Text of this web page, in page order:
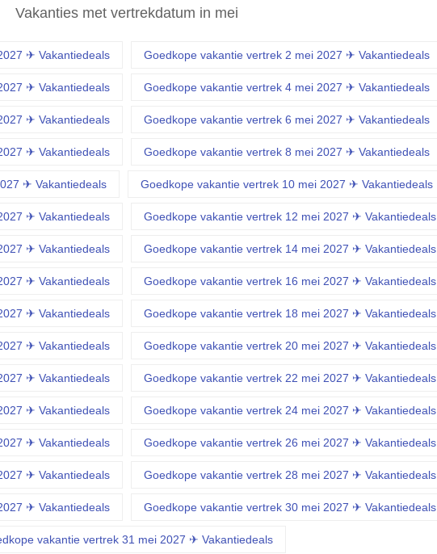
Vakanties met vertrekdatum in mei
✈ Vakantiedeals Goedkope vakantie vertrek 2 mei 2027 ✈ Vakantiedeals
✈ Vakantiedeals Goedkope vakantie vertrek 4 mei 2027 ✈ Vakantiedeals
✈ Vakantiedeals Goedkope vakantie vertrek 6 mei 2027 ✈ Vakantiedeals
✈ Vakantiedeals Goedkope vakantie vertrek 8 mei 2027 ✈ Vakantiedeals
✈ Vakantiedeals Goedkope vakantie vertrek 10 mei 2027 ✈ Vakantiedeals
✈ Vakantiedeals Goedkope vakantie vertrek 12 mei 2027 ✈ Vakantiedeals
✈ Vakantiedeals Goedkope vakantie vertrek 14 mei 2027 ✈ Vakantiedeals
✈ Vakantiedeals Goedkope vakantie vertrek 16 mei 2027 ✈ Vakantiedeals
✈ Vakantiedeals Goedkope vakantie vertrek 18 mei 2027 ✈ Vakantiedeals
✈ Vakantiedeals Goedkope vakantie vertrek 20 mei 2027 ✈ Vakantiedeals
✈ Vakantiedeals Goedkope vakantie vertrek 22 mei 2027 ✈ Vakantiedeals
✈ Vakantiedeals Goedkope vakantie vertrek 24 mei 2027 ✈ Vakantiedeals
✈ Vakantiedeals Goedkope vakantie vertrek 26 mei 2027 ✈ Vakantiedeals
✈ Vakantiedeals Goedkope vakantie vertrek 28 mei 2027 ✈ Vakantiedeals
✈ Vakantiedeals Goedkope vakantie vertrek 30 mei 2027 ✈ Vakantiedeals
vakantie vertrek 31 mei 2027 ✈ Vakantiedeals